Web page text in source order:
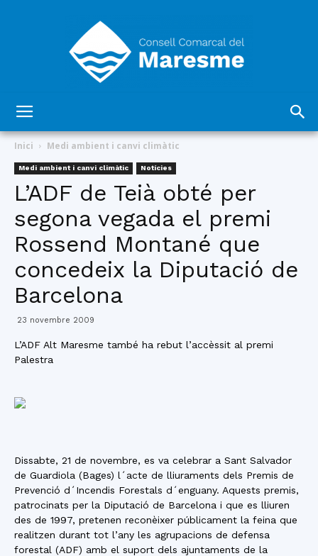
Comarcal
del
Inici Medi ambient i canvi climàtic
Medi ambient i canvi climàtic Notícies
L’ADF de Teià obté per
segona vegada el premi
Rossend Montané que
concedeix la Diputació de
Barcelona
23 novembre 2009
L’ADF Alt Maresme també ha rebut l’accèssit al premi
Palestra
Dissabte, 21 de novembre, es va celebrar a Sant Salvador
de Guardiola (Bages) l´acte de lliuraments dels Premis de
Prevenció d´Incendis Forestals d´enguany. Aquests premis,
patrocinats per la Diputació de Barcelona i que es lliuren
des de 1997, pretenen reconèixer públicament la feina que
realitzen durant tot l’any les agrupacions de defensa
forestal (ADF) amb el suport dels ajuntaments de la